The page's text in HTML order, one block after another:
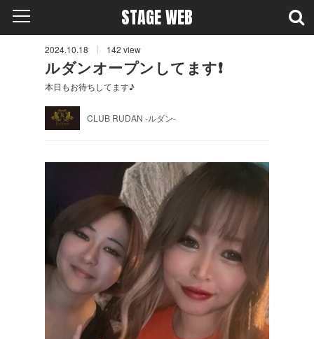
STAGE WEB
2024.10.18 142 view
ルダンオープンしてます❗️
本日もお待ちしてます♪
CLUB RUDAN -ルダン-